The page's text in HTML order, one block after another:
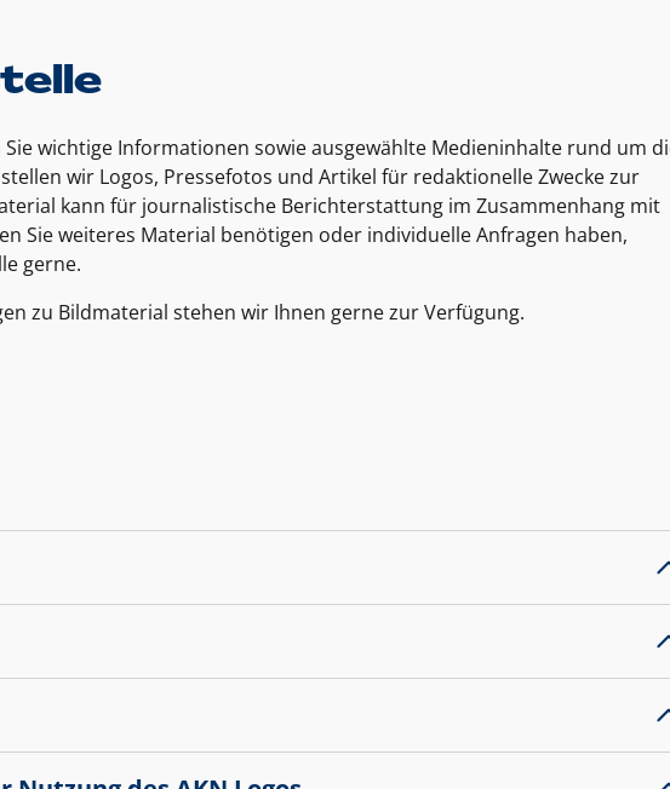
wichtige Informationen sowie ausgewählte Medieninhalte rund um
wir Logos, Pressefotos und Artikel für redaktionelle Zwecke zur
kann für journalistische Berichterstattung im Zusammenhang mit
Sie weiteres Material benötigen oder individuelle Anfragen haben,
gerne.
zu Bildmaterial stehen wir Ihnen gerne zur Verfügung.